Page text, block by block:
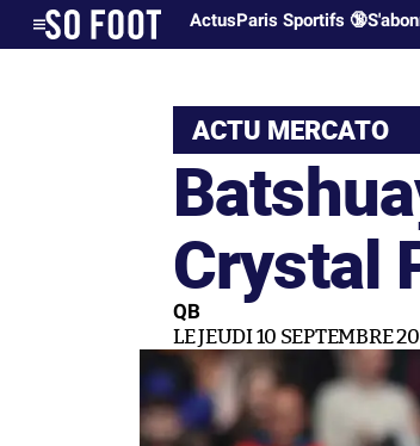
ActusParis Sportifs 🔞
ACTU MERCATO
Crystal
QB
LE JEUDI 10 SEPTEMBRE